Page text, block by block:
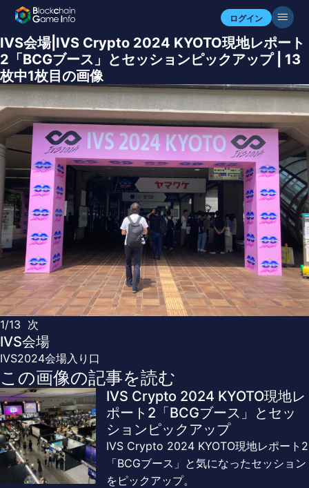
ログイン
IVS会場|IVS Crypto 2024 KYOTO現地レポート
2「BCGブース」とセッションピックアップ | 13
枚中1枚目の画像
1/13 次
IVS会場
IVS2024会場入り口
この画像の記事を読む
IVS Crypto 2024 KYOTO現地レ
ポート2「BCGブース」とセッ
ションピックアップ
IVS Crypto 2024 KYOTO現地レポート2
「BCGブース」と気になったセッション
をピックアップ。